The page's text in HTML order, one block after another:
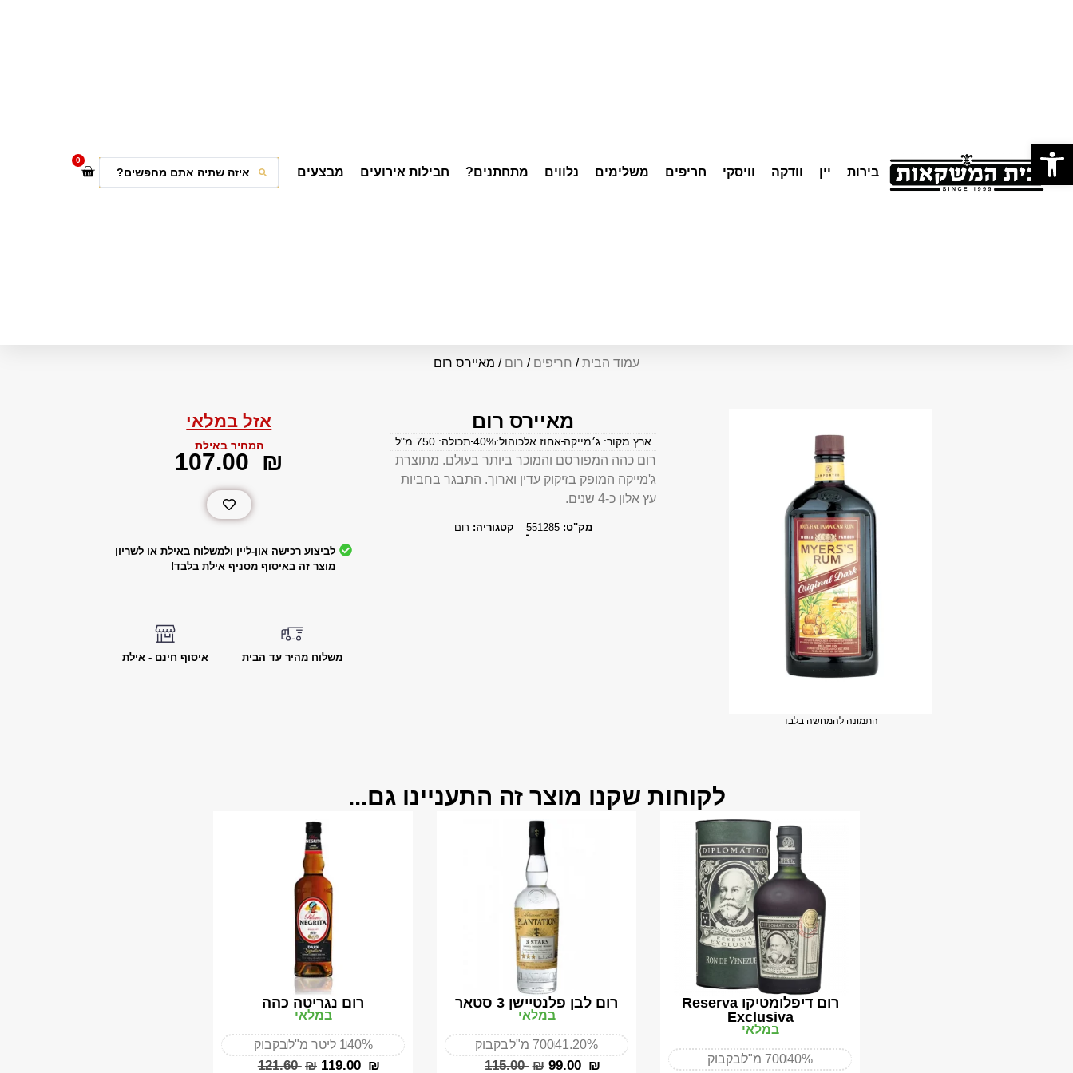
בירות יין וודקה וויסקי חריפים משלימים נלווים מתחתנים? חבילות אירועים מבצעים
0
עמוד הבית/ חריפים / רום / מאיירס רום
התמונה להמחשה בלבד
מאיירס רום
ארץ מקור: ג׳מייקהאחוז אלכוהול:40% תכולה: 750 מ"ל
רום כהה המפורסם והמוכר ביותר בעולם. מתוצרת
ג'מייקה המופק בזיקוק עדין וארוך. התבגר בחביות
עץ אלון כ-4 שנים.
מק"ט:551285 קטגוריה: רום
אזל במלאי
המחיר באילת
‎107.00 ₪
לביצוע רכישה און-ליין ולמשלוח באילת או לשריון
מוצר זה באיסוף מסניף אילת בלבד!
משלוח מהיר עד הבית איסוף חינם - אילת
לקוחות שקנו מוצר זה התעניינו גם...
רום דיפלומטיקו Reserva
Exclusiva
במלאי
40%700 מ"ל בקבוק
רום לבן פלנטיישן 3 סטאר
במלאי
41.20%700 מ"ל בקבוק
‎115.00 ₪ ‎99.00 ₪
רום נגריטה כהה
במלאי
40%1 ליטר מ"ל בקבוק
‎121.60 ₪ ‎119.00 ₪
פתח סרגל נגישות